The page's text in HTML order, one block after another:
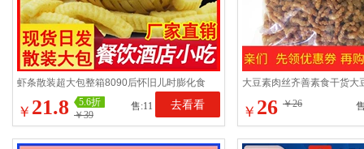
虾条散装超大包整箱8090后怀旧儿时膨化食
品零食小吃KTV酒吧饭店
￥ 21.8
5.6折
￥39
售:11 去看看
大豆素肉丝齐善素食干货大
500g仿荤斋菜
￥ 26 ￥26